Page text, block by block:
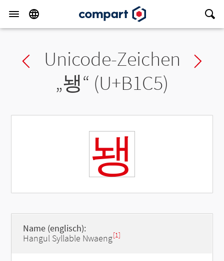
Previous char
Unicode-Zeichen
„뇅“ (U+B1C5)
뇅
Name (englisch):
Hangul Syllable Nwaeng[1]